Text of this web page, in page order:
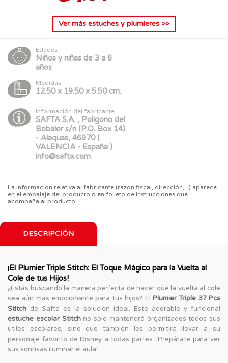
Ver más estuches y plumieres >>
Edades
Niños y niñas de 3 a 6
años
Medidas
12.50 x 19.50 x 5.50 cm.
Información del fabricante
SAFTA S.A. , Poligono del
Bobalor s/n (P.O. Box 14)
- Alaquas, 46970 (
VALENCIA - España )
info@safta.com
La información relativa al fabricante (razón fiscal, dirección,...) aparece
en el embalaje del producto o en folleto de instrucciones que
acompaña al producto.
DESCRIPCIÓN
¡El Plumier Triple Stitch: El Toque Mágico para la Vuelta al
Cole de tus Hijos!
¿Estás buscando la manera perfecta de hacer que la vuelta al cole
sea aún más emocionante para tus hijos? El Plumier Triple 37 Pcs
Stitch de Safta es la solución ideal. Este adorable y funcional
estuche escolar Stitchno solo mantendrá organizados todos sus
útiles escolares, sino que también les permitirá llevar a su
personaje favorito de Disney a todas partes. ¡Prepárate para ver
sus sonrisas iluminar el aula!